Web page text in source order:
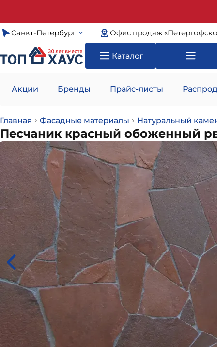
Санкт-Петербург Офис продаж
Каталог
Акции Бренды Прайс-листы
Главная Фасадные материалы Натуральный
Песчаник красный обоженный